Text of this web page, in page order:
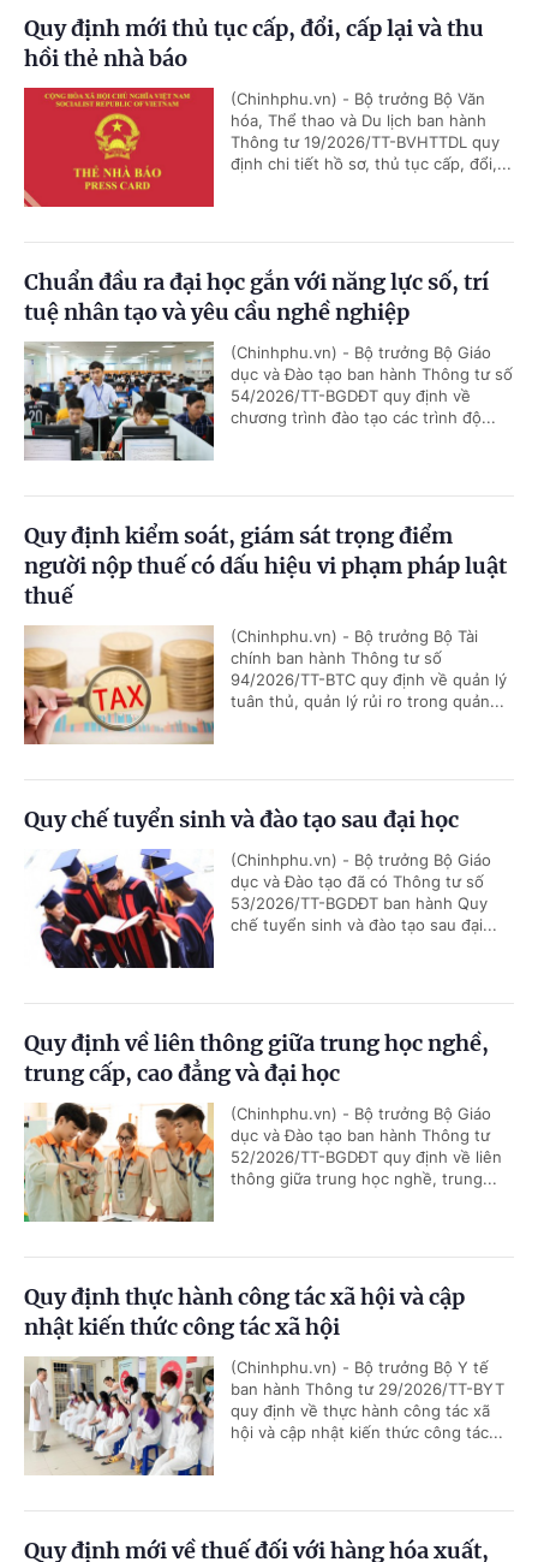
Quy định mới thủ tục cấp, đổi, cấp lại và thu
hồi thẻ nhà báo
(Chinhphu.vn) - Bộ trưởng Bộ Văn
hóa, Thể thao và Du lịch ban hành
Thông tư 19/2026/TT-BVHTTDL quy
định chi tiết hồ sơ, thủ tục cấp, đổi,...
Chuẩn đầu ra đại học gắn với năng lực số, trí
tuệ nhân tạo và yêu cầu nghề nghiệp
(Chinhphu.vn) - Bộ trưởng Bộ Giáo
dục và Đào tạo ban hành Thông tư số
54/2026/TT-BGDĐT quy định về
chương trình đào tạo các trình độ...
Quy định kiểm soát, giám sát trọng điểm
người nộp thuế có dấu hiệu vi phạm pháp luật
thuế
(Chinhphu.vn) - Bộ trưởng Bộ Tài
chính ban hành Thông tư số
94/2026/TT-BTC quy định về quản lý
tuân thủ, quản lý rủi ro trong quản...
Quy chế tuyển sinh và đào tạo sau đại học
(Chinhphu.vn) - Bộ trưởng Bộ Giáo
dục và Đào tạo đã có Thông tư số
53/2026/TT-BGDĐT ban hành Quy
chế tuyển sinh và đào tạo sau đại...
Quy định về liên thông giữa trung học nghề,
trung cấp, cao đẳng và đại học
(Chinhphu.vn) - Bộ trưởng Bộ Giáo
dục và Đào tạo ban hành Thông tư
52/2026/TT-BGDĐT quy định về liên
thông giữa trung học nghề, trung...
Quy định thực hành công tác xã hội và cập
nhật kiến thức công tác xã hội
(Chinhphu.vn) - Bộ trưởng Bộ Y tế
ban hành Thông tư 29/2026/TT-BYT
quy định về thực hành công tác xã
hội và cập nhật kiến thức công tác...
Quy định mới về thuế đối với hàng hóa xuất,